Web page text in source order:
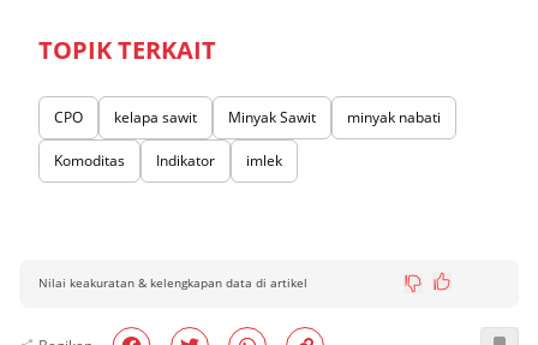
TOPIK TERKAIT
CPO kelapa sawit Minyak Sawit minyak nabati
Komoditas Indikator imlek
Nilai keakuratan & kelengkapan data di artikel